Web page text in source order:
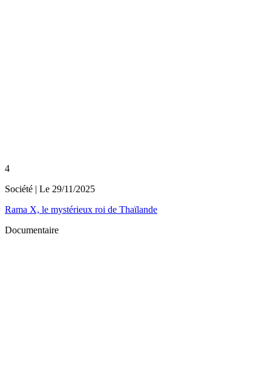
4
Société | Le 29/11/2025
Rama X, le mystérieux roi de Thaïlande
Documentaire